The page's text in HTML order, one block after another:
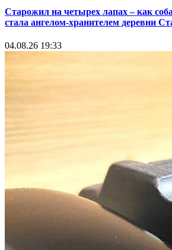
Старожил на четырех лапах – как
стала ангелом-хранителем деревни
04.08.26 19:33